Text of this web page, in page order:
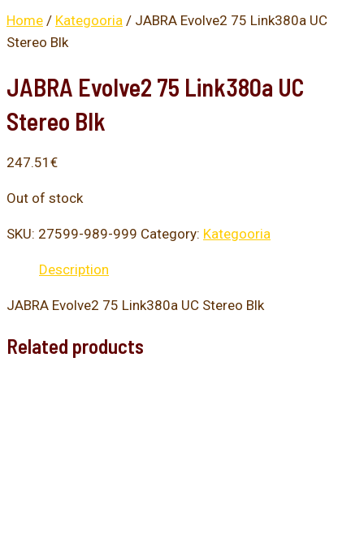
Home / Kategooria / JABRA Evolve2 75 Link380a UC
Stereo Blk
JABRA Evolve2 75 Link380a UC
Stereo Blk
247.51 €
Out of stock
SKU: 27599-989-999 Category: Kategooria
Description
JABRA Evolve2 75 Link380a UC Stereo Blk
Related products